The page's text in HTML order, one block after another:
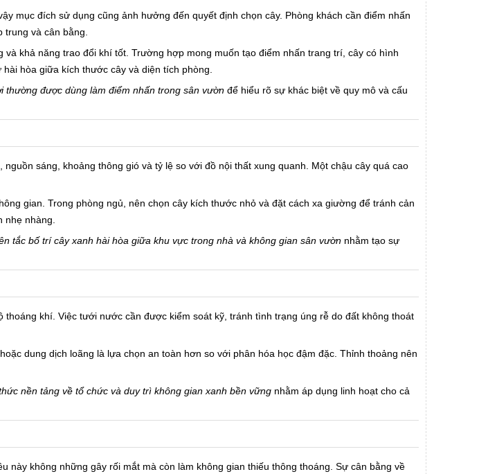
mục đích sử dụng cũng ảnh hưởng đến quyết định chọn cây. Phòng khách cần điểm nhấn
và cân bằng.
khả năng trao đổi khí tốt. Trường hợp mong muốn tạo điểm nhấn trang trí, cây có hình
hòa giữa kích thước cây và diện tích phòng.
thường được dùng làm điểm nhấn trong sân vườn để hiểu rõ sự khác biệt về quy mô và cấu
sáng, khoảng thông gió và tỷ lệ so với đồ nội thất xung quanh. Một chậu cây quá cao
gian. Trong phòng ngủ, nên chọn cây kích thước nhỏ và đặt cách xa giường để tránh cản
nhàng.
tắc bố trí cây xanh hài hòa giữa khu vực trong nhà và không gian sân vườn nhằm tạo sự
khí. Việc tưới nước cần được kiểm soát kỹ, tránh tình trạng úng rễ do đất không thoát
dung dịch loãng là lựa chọn an toàn hơn so với phân hóa học đậm đặc. Thỉnh thoảng nên
nền tảng về tổ chức và duy trì không gian xanh bền vững nhằm áp dụng linh hoạt cho cả
không những gây rối mắt mà còn làm không gian thiếu thông thoáng. Sự cân bằng về